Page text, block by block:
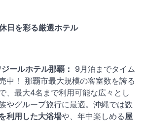
日を彩る厳選ホテル
ジールホテル那覇： 9月泊までタイム
中！ 那覇市最大規模の客室数を誇る
、最大4名まで利用可能な広々とし
やグループ旅行に最適。沖縄では数
利用した大浴場や、年中楽しめる屋